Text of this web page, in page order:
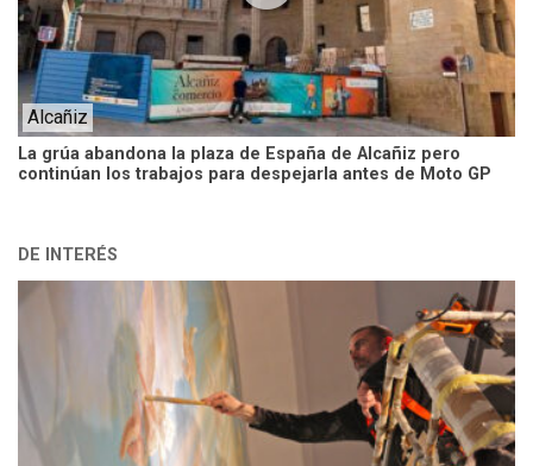
La grúa abandona la plaza de España de Alcañiz pero
continúan los trabajos para despejarla antes de Moto GP
Alcañiz
DE INTERÉS